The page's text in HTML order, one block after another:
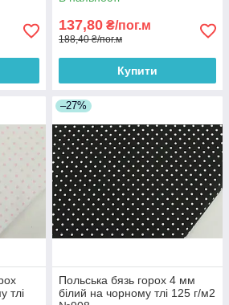
137,80 ₴/пог.м
188,40 ₴/пог.м
Купити
тлі
–27%
Польська бязь горох 4 мм
білий на чорному тлі 125 г/м2